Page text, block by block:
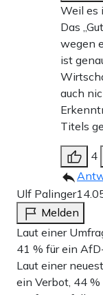
Weil es
Das
wegen
ist
auch
Titels
4
Ulf Palinger
Melden
Laut einer
41 % für ein
Laut einer
ein Verbot, 44